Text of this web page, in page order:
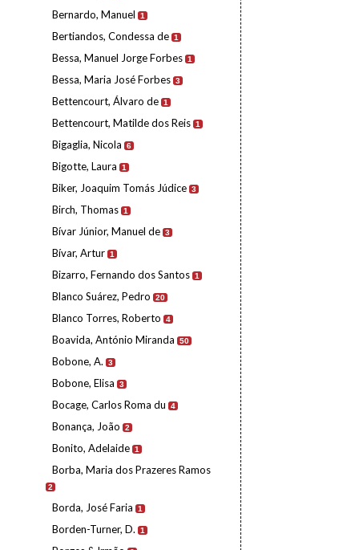
Bernardo, Manuel 1
Bertiandos, Condessa de 1
Bessa, Manuel Jorge Forbes 1
Bessa, Maria José Forbes 3
Bettencourt, Álvaro de 1
Bettencourt, Matilde dos Reis 1
Bigaglia, Nicola 6
Bigotte, Laura 1
Biker, Joaquim Tomás Júdice 3
Birch, Thomas 1
Bívar Júnior, Manuel de 3
Bívar, Artur 1
Bizarro, Fernando dos Santos 1
Blanco Suárez, Pedro 20
Blanco Torres, Roberto 4
Boavida, António Miranda 50
Bobone, A. 3
Bobone, Elisa 3
Bocage, Carlos Roma du 4
Bonança, João 2
Bonito, Adelaide 1
Borba, Maria dos Prazeres Ramos
2
Borda, José Faria 1
Borden-Turner, D. 1